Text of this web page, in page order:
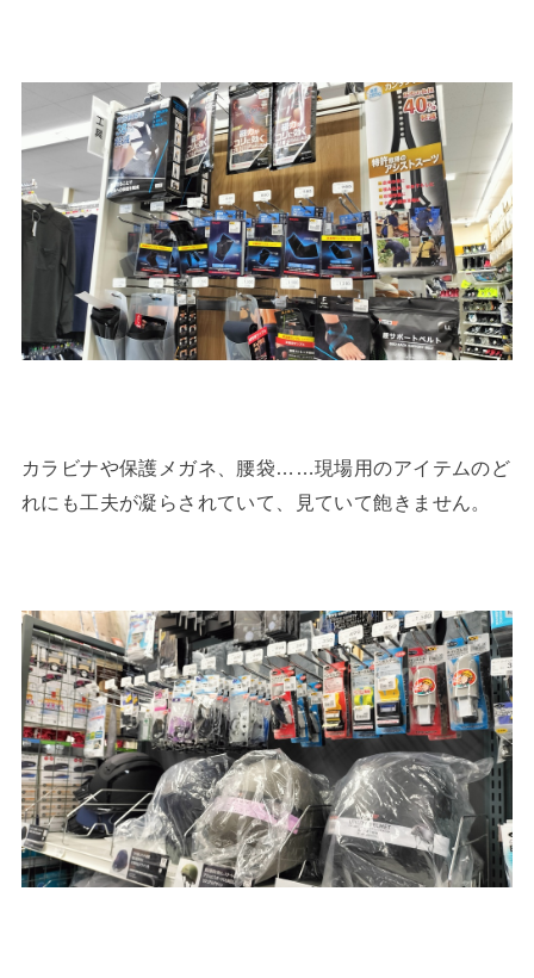
カラビナや保護メガネ、腰袋……現場用のアイテムのど
れにも工夫が凝らされていて、見ていて飽きません。